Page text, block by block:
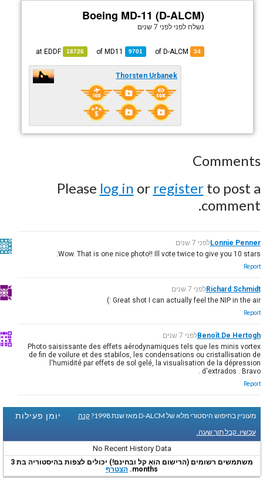
Boeing MD-11 (D-ALCM)
נשלח לפני לפני 7 שנים
34
9701
MD11
18726
at
EDDF
Thorsten Urbanek
Comments
Please log in or registerto post a
comment.
Lonnie Pennerלפני 7 שנים
Wow. That is one nice photo!! Ill vote twice to give you 10 stars.
Report
Richard Schmidtלפני 7 שנים
Great shot I can actually feel the NIP in the air :)
Report
Benoît De Hertoghלפני 7 שנים
Photo saisissante des effets aérodynamiques tels que les minis vortex
de fin de voilure et des stabilos, les condensations ou cristallisation de
l'humidité par effets de sol gelé, la visualisation de la dépression
d'extrados . Bravo .
Report
יומן פעילות מעוניין בחיפוש היסטורי מלא של D-ALCM מאז שנת 1998?
קנה
עכשיו. קבל תוך שעה.
No Recent History Data
משתמשים רשומים (הרישום הוא קל ובחינם!) יכולים לצפות בהיסטוריה בת 3
months. הצטרף